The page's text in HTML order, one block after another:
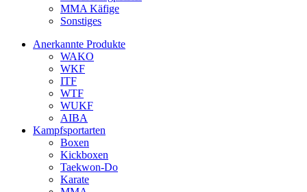
MMA Käfige
Sonstiges
Anerkannte Produkte
WAKO
WKF
ITF
WTF
WUKF
AIBA
Kampfsportarten
Boxen
Kickboxen
Taekwon-Do
Karate